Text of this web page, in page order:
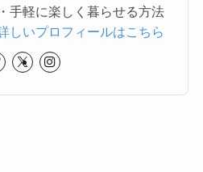
手軽に楽しく暮らせる方法
しいプロフィールはこちら